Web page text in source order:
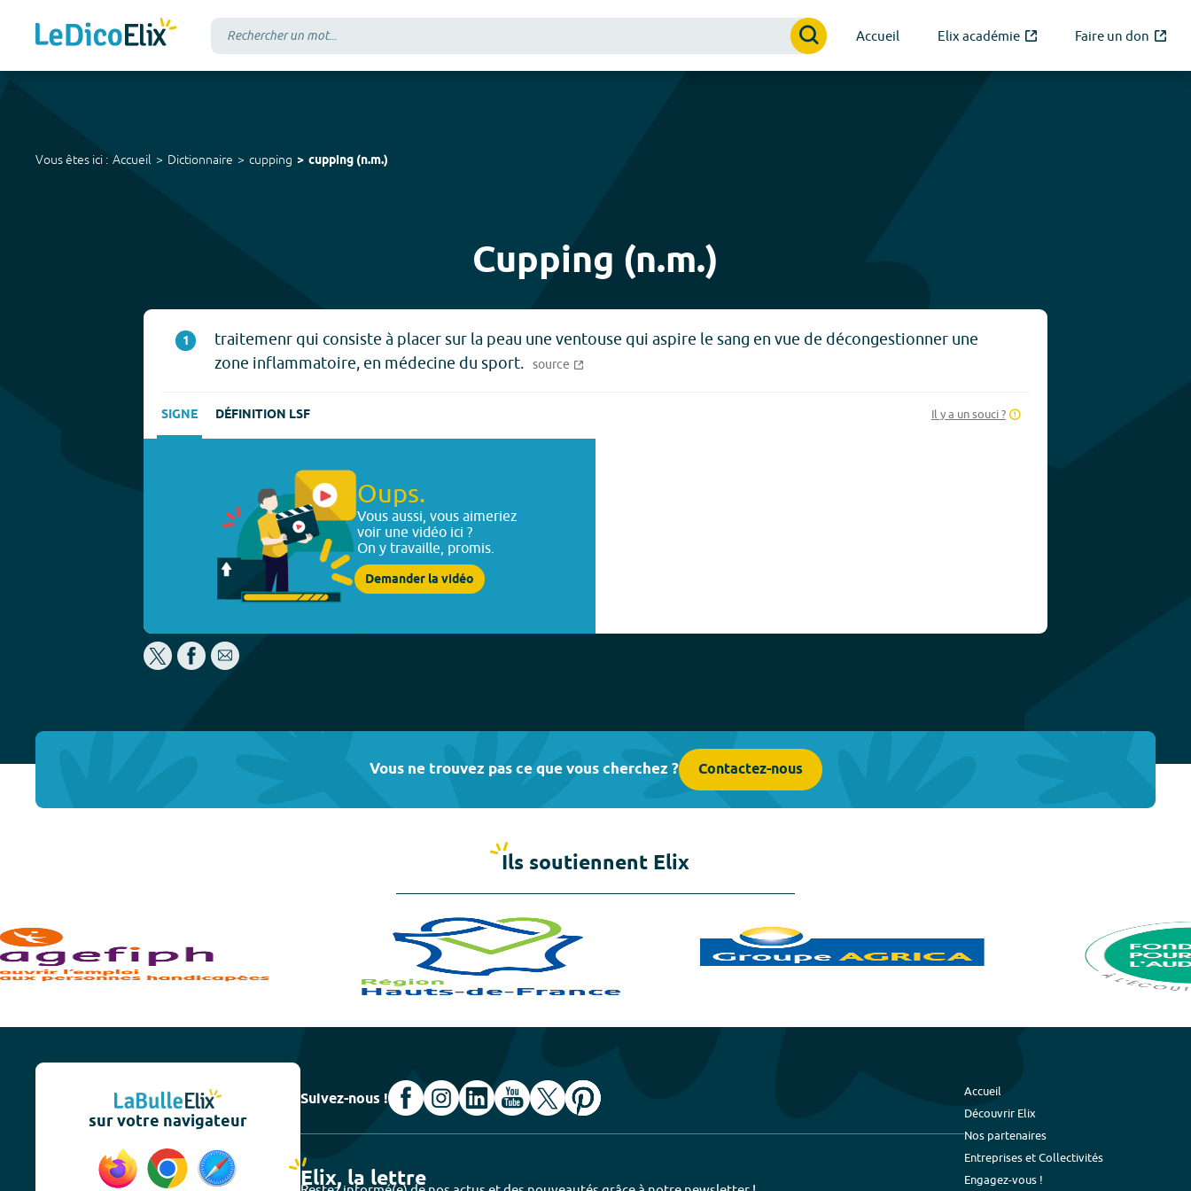
Accueil Elix académie Faire un don
Vous êtes ici : Accueil Dictionnaire cupping cupping (n.m.)
Cupping (n.m.)
1
traitemenr qui consiste à placer sur la peau une ventouse qui aspire le sang en vue de décongestionner une
zone inflammatoire, en médecine du sport. source
SIGNE DÉFINITION LSF Il y a un souci ?
Oups.
Vous aussi, vous aimeriez
voir une vidéo ici ?
On y travaille, promis.
Demander la vidéo
Vous ne trouvez pas ce que vous cherchez ? Contactez-nous
Ils soutiennent Elix
sur votre navigateur
Suivez-nous !
Elix, la lettre
Accueil
Découvrir Elix
Nos partenaires
Entreprises et Collectivités
Engagez-vous !